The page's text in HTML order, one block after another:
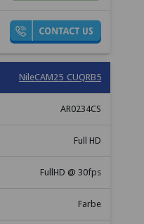
NileCAM25_CUQRB5
AR0234CS
Full HD
FullHD @ 30fps
Farbe